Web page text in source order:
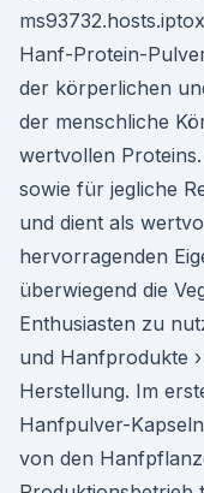
Hanf-Protein-
der körperlichen
der menschliche
wertvollen
sowie für jegliche
und dient als
hervorragenden
überwiegend die
Enthusiasten zu
und Hanfprodukte
Herstellung. Im
Hanfpulver-
von den